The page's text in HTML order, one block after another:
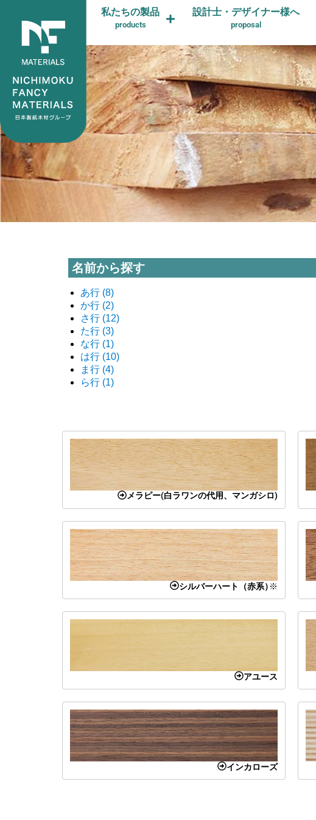
私たちの製品
products
設計士・デザイナー様へ
proposal
名前から探す
あ行 (8)
か行 (2)
さ行 (12)
た行 (3)
な行 (1)
は行 (10)
ま行 (4)
ら行 (1)
メラピー(白ラワンの代用、マンガシロ)
シルバーハート（赤系）※
アユース
インカローズ